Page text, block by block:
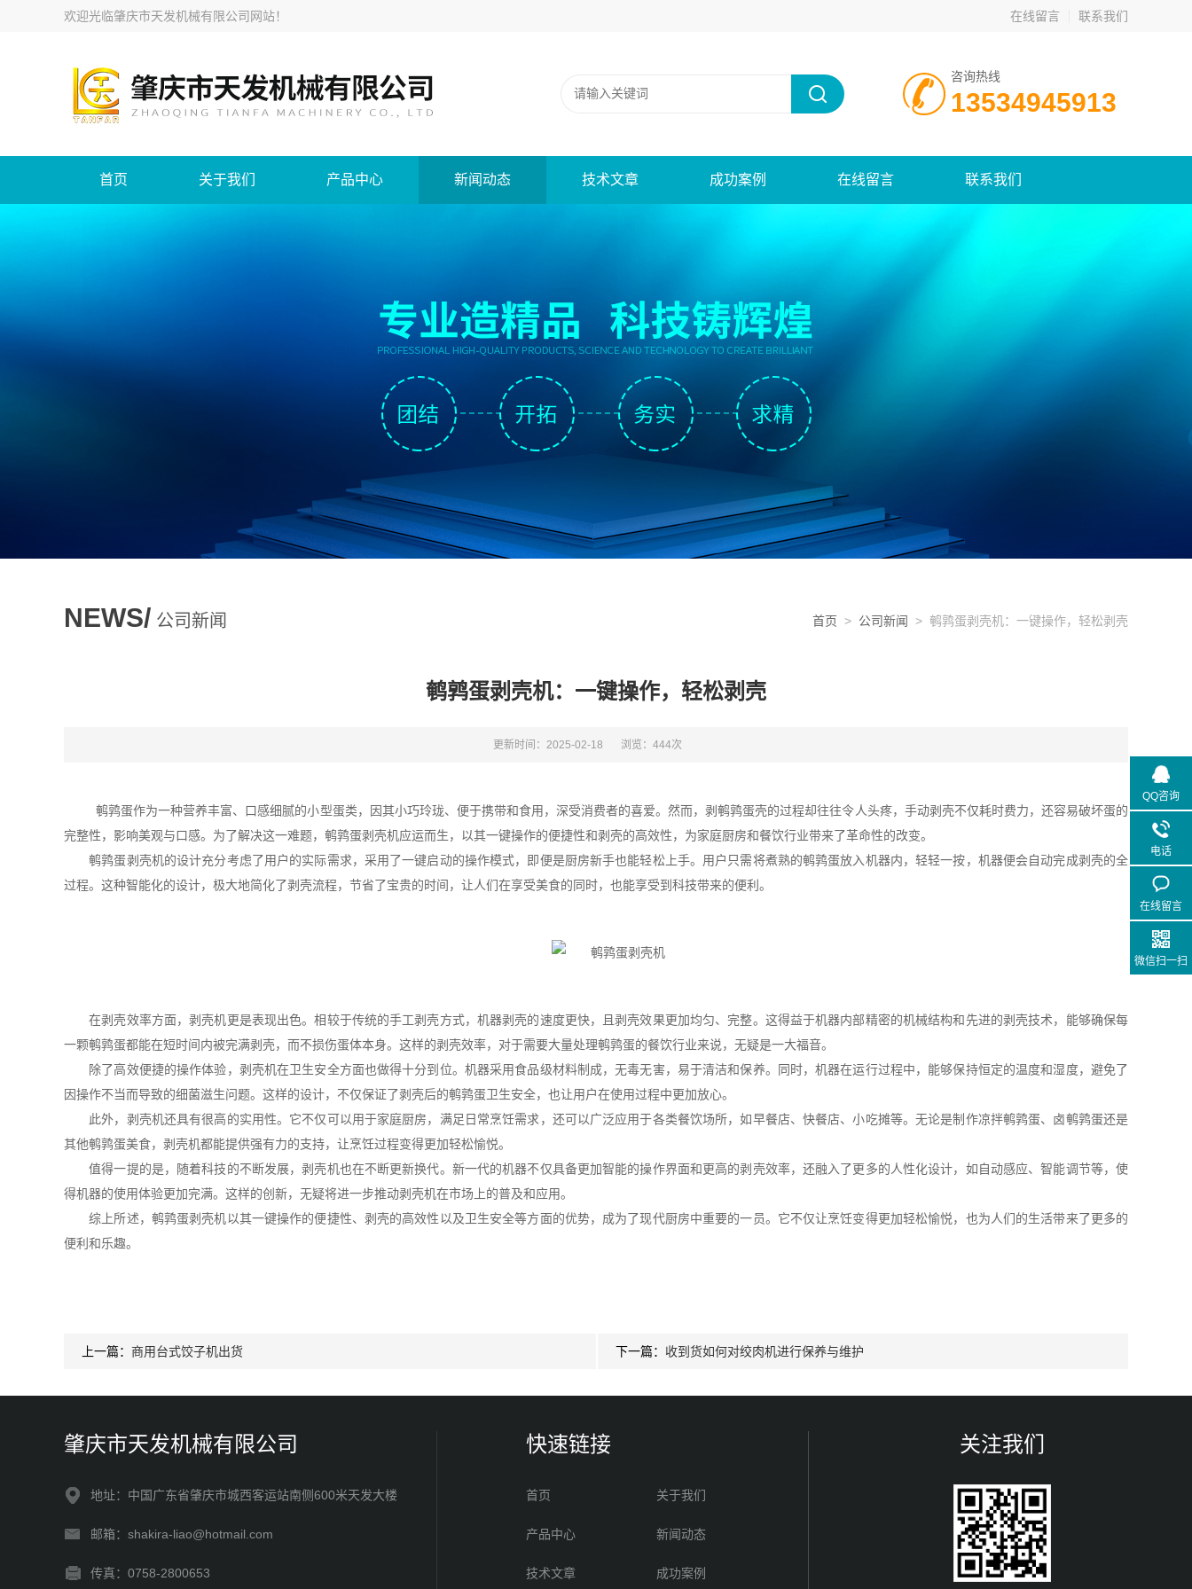
欢迎光临肇庆市天发机械有限公司网站！ 在线留言 联系我们
咨询热线
13534945913
首页 关于我们 产品中心 新闻动态 技术文章 成功案例 在线留言 联系我们
NEWS/ 公司新闻 首页 > 公司新闻 > 鹌鹑蛋剥壳机：一键操作，轻松剥壳
鹌鹑蛋剥壳机：一键操作，轻松剥壳
更新时间：2025-02-18 浏览：444次
鹌鹑蛋作为一种营养丰富、口感细腻的小型蛋类，因其小巧玲珑、便于携带和食用，深受消费者的喜爱。然而，剥鹌鹑蛋壳的过程却往往令人头疼，手动剥壳不仅耗时费力，还容易破坏蛋的
完整性，影响美观与口感。为了解决这一难题，鹌鹑蛋剥壳机应运而生，以其一键操作的便捷性和剥壳的高效性，为家庭厨房和餐饮行业带来了革命性的改变。
鹌鹑蛋剥壳机的设计充分考虑了用户的实际需求，采用了一键启动的操作模式，即便是厨房新手也能轻松上手。用户只需将煮熟的鹌鹑蛋放入机器内，轻轻一按，机器便会自动完成剥壳的全
过程。这种智能化的设计，极大地简化了剥壳流程，节省了宝贵的时间，让人们在享受美食的同时，也能享受到科技带来的便利。
在剥壳效率方面，剥壳机更是表现出色。相较于传统的手工剥壳方式，机器剥壳的速度更快，且剥壳效果更加均匀、完整。这得益于机器内部精密的机械结构和先进的剥壳技术，能够确保每
一颗鹌鹑蛋都能在短时间内被完满剥壳，而不损伤蛋体本身。这样的剥壳效率，对于需要大量处理鹌鹑蛋的餐饮行业来说，无疑是一大福音。
除了高效便捷的操作体验，剥壳机在卫生安全方面也做得十分到位。机器采用食品级材料制成，无毒无害，易于清洁和保养。同时，机器在运行过程中，能够保持恒定的温度和湿度，避免了
因操作不当而导致的细菌滋生问题。这样的设计，不仅保证了剥壳后的鹌鹑蛋卫生安全，也让用户在使用过程中更加放心。
此外，剥壳机还具有很高的实用性。它不仅可以用于家庭厨房，满足日常烹饪需求，还可以广泛应用于各类餐饮场所，如早餐店、快餐店、小吃摊等。无论是制作凉拌鹌鹑蛋、卤鹌鹑蛋还是
其他鹌鹑蛋美食，剥壳机都能提供强有力的支持，让烹饪过程变得更加轻松愉悦。
值得一提的是，随着科技的不断发展，剥壳机也在不断更新换代。新一代的机器不仅具备更加智能的操作界面和更高的剥壳效率，还融入了更多的人性化设计，如自动感应、智能调节等，使
得机器的使用体验更加完满。这样的创新，无疑将进一步推动剥壳机在市场上的普及和应用。
综上所述，鹌鹑蛋剥壳机以其一键操作的便捷性、剥壳的高效性以及卫生安全等方面的优势，成为了现代厨房中重要的一员。它不仅让烹饪变得更加轻松愉悦，也为人们的生活带来了更多的
便利和乐趣。
上一篇： 商用台式饺子机出货 下一篇： 收到货如何对绞肉机进行保养与维护
肇庆市天发机械有限公司
地址：中国广东省肇庆市城西客运站南侧600米天发大楼
邮箱：shakira-liao@hotmail.com
传真：0758-2800653
快速链接
首页 关于我们
产品中心 新闻动态
技术文章 成功案例
关注我们
QQ咨询
电话
在线留言
微信扫一扫